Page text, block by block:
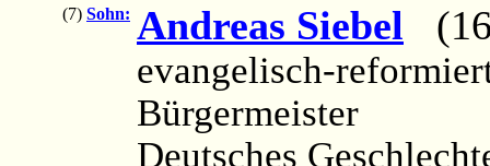
(7) Sohn: Andreas Siebel
evangelisch-
Bürgermeister
Deutsches